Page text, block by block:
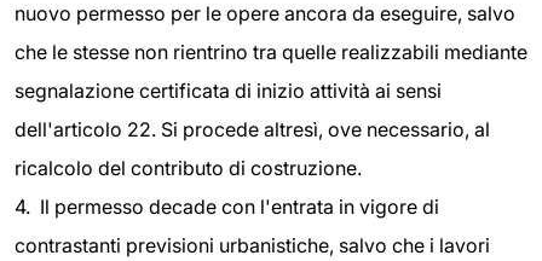
nuovo permesso per le opere ancora da eseguire, salvo
che le stesse non rientrino tra quelle realizzabili mediante
segnalazione certificata di inizio attività ai sensi
dell'articolo 22. Si procede altresì, ove necessario, al
ricalcolo del contributo di costruzione.
4. Il permesso decade con l'entrata in vigore di
contrastanti previsioni urbanistiche, salvo che i lavori